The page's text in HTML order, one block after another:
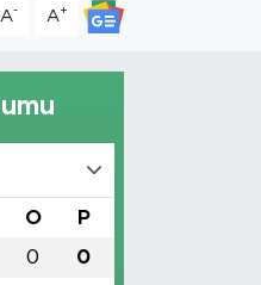
A- A+
O P
0 0